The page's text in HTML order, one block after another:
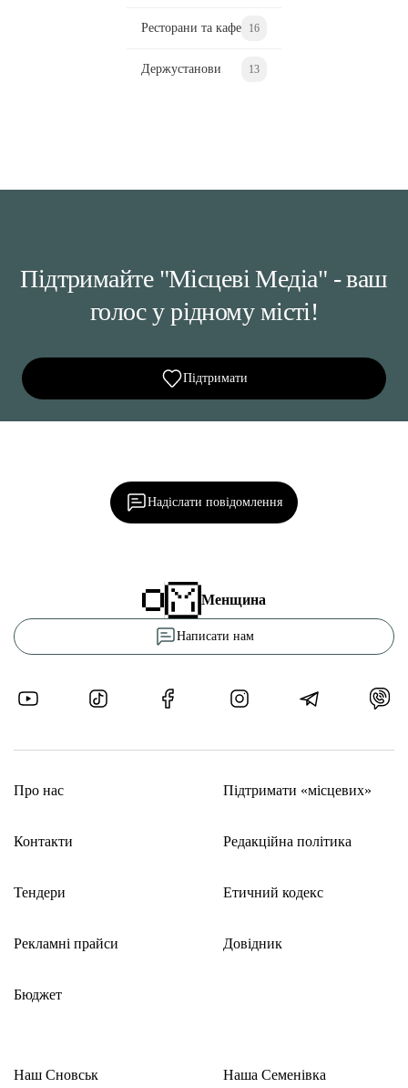
Ресторани та кафе 16
Держустанови 13
Підтримайте "Місцеві Медіа" - ваш
голос у рідному місті!
Підтримати
Надіслати повідомлення
Менщина
Написати нам
Про нас
Контакти
Тендери
Рекламні прайси
Бюджет
Підтримати «місцевих»
Редакційна політика
Етичний кодекс
Довідник
Наш Сновськ Наша Семенівка